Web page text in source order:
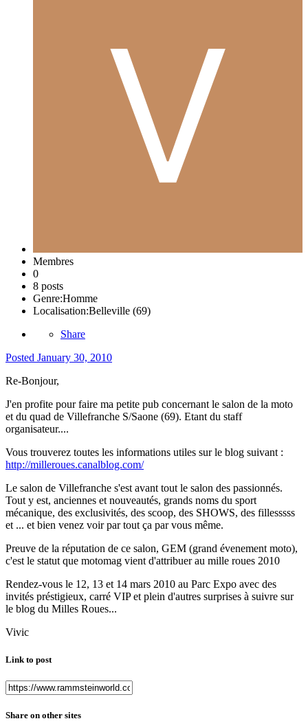
Membres
0
8 posts
Genre:Homme
Localisation:Belleville (69)
Share
Posted January 30, 2010
Re-Bonjour,
J'en profite pour faire ma petite pub concernant le salon de la moto
et du quad de Villefranche S/Saone (69). Etant du staff
organisateur....
Vous trouverez toutes les informations utiles sur le blog suivant :
http://milleroues.canalblog.com/
Le salon de Villefranche s'est avant tout le salon des passionnés.
Tout y est, anciennes et nouveautés, grands noms du sport
mécanique, des exclusivités, des scoop, des SHOWS, des fillesssss
et ... et bien venez voir par tout ça par vous même.
Preuve de la réputation de ce salon, GEM (grand évenement moto),
c'est le statut que motomag vient d'attribuer au mille roues 2010
Rendez-vous le 12, 13 et 14 mars 2010 au Parc Expo avec des
invités préstigieux, carré VIP et plein d'autres surprises à suivre sur
le blog du Milles Roues...
Vivic
Link to post
Share on other sites